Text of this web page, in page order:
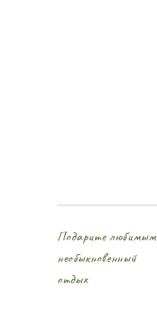
Подарите любимым
необыкновенный
отдых